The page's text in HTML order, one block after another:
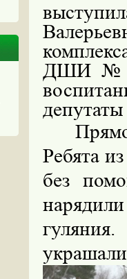
ДШИ №14
Ребята
без